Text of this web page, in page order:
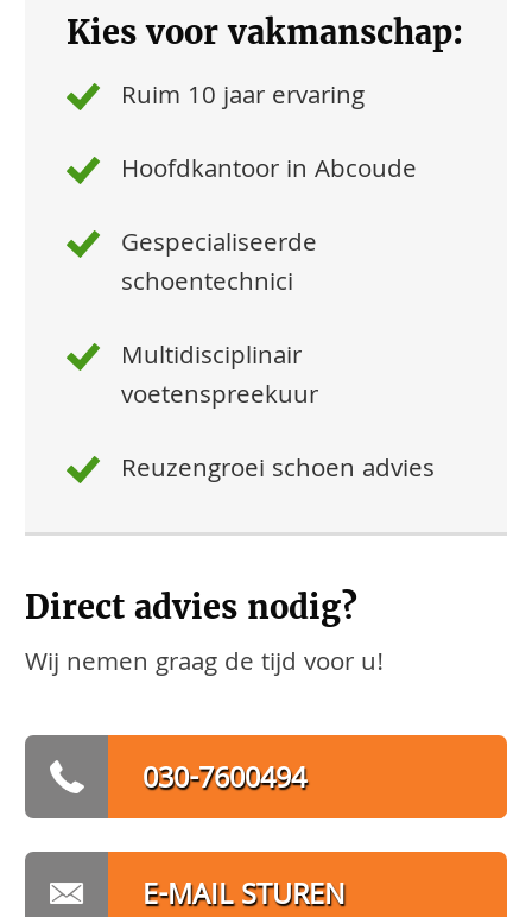
Kies voor vakmanschap:
Ruim 10 jaar ervaring
Hoofdkantoor in Abcoude
Gespecialiseerde
schoentechnici
Multidisciplinair
voetenspreekuur
Reuzengroei schoen advies
Direct advies nodig?
Wij nemen graag de tijd voor u!
030-7600494
E-MAIL STUREN